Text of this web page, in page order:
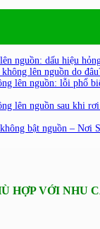
nguồn: dấu hiệu
lên nguồn do
lên nguồn: lỗi phổ
lên nguồn sau khi
bật nguồn – Nơi
HỢP VỚI NHU